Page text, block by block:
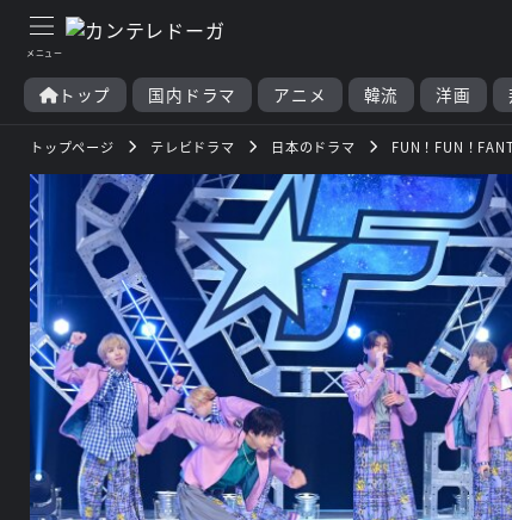
トップ 国内ドラマ アニメ 韓流 洋画
トップページ テレビドラマ 日本のドラマ FUN！FUN！